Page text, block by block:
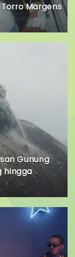
Margens
Gunung
hingga